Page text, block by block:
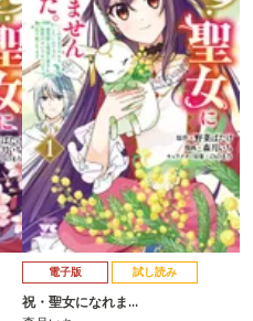
電子版 試し読み
祝・聖女になれま…